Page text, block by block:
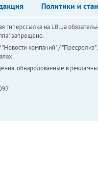
Политики и
на LB.ua
запрещено.
компаний" /
обнародованные в